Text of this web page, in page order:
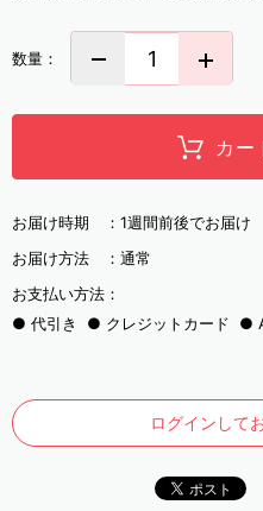
数量：
カー
お届け時期 ： 1週間前後でお届け
お届け方法 ： 通常
お支払い方法：
代引き
クレジットカード
ログインして